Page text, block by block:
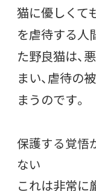
猫に優しくて
を虐待する人
た野良猫は、
まい、虐待の
まうのです。
保護する覚悟
ない
これは非常に